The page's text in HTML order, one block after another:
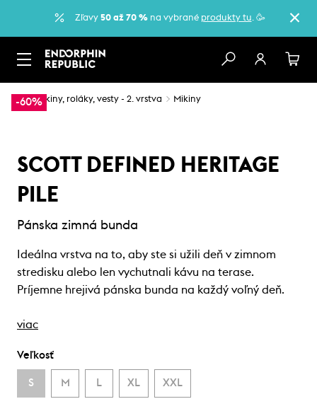
Zľavy 50 až 70 %na vybrané produkty tu. 🥳
-60%
… Mikiny, roláky, vesty - 2. vrstva Mikiny
SCOTT DEFINED HERITAGE
PILE
Pánska zimná bunda
Ideálna vrstva na to, aby ste si užili deň v zimnom
stredisku alebo len vychutnali kávu na terase.
Príjemne hrejivá pánska bunda na každý voľný deň.
viac
Veľkosť
S M L XL XXL